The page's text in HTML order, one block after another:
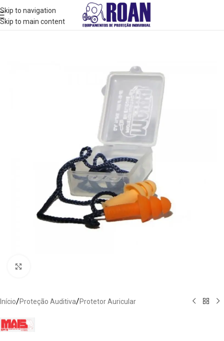
Skip to navigation
Skip to main content
Início/Proteção Auditiva/Protetor Auricular